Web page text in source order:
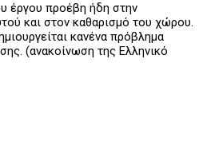
έργου προέβη ήδη στην
και στον καθαρισμό του χώρου.
κανένα πρόβλημα
(ανακοίνωση της Ελληνικό